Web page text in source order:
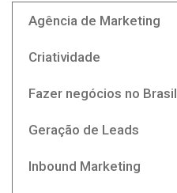
Agência de Marketing
Criatividade
Fazer negócios no Brasil
Geração de Leads
Inbound Marketing